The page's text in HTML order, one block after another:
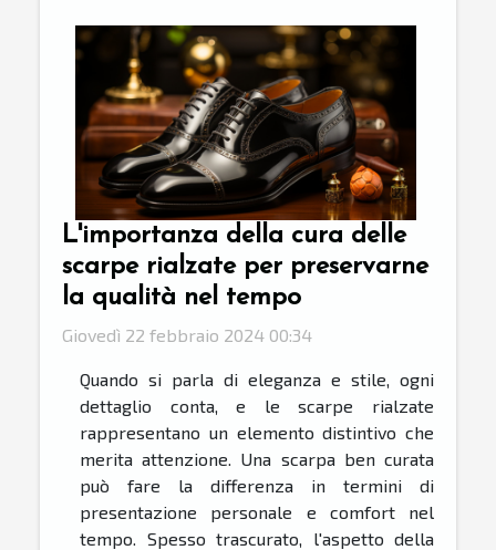
L'importanza della cura delle
scarpe rialzate per preservarne
la qualità nel tempo
Giovedì 22 febbraio 2024 00:34
Quando si parla di eleganza e stile, ogni
dettaglio conta, e le scarpe rialzate
rappresentano un elemento distintivo che
merita attenzione. Una scarpa ben curata
può fare la differenza in termini di
presentazione personale e comfort nel
tempo. Spesso trascurato, l'aspetto della